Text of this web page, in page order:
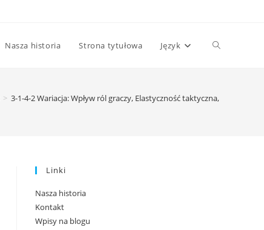
Nasza historia Strona tytułowa Język Toggle
> 3-1-4-2 Wariacja: Wpływ ról graczy, Elastyczność taktyczna, Płynność
Linki
Nasza historia
Kontakt
Wpisy na blogu